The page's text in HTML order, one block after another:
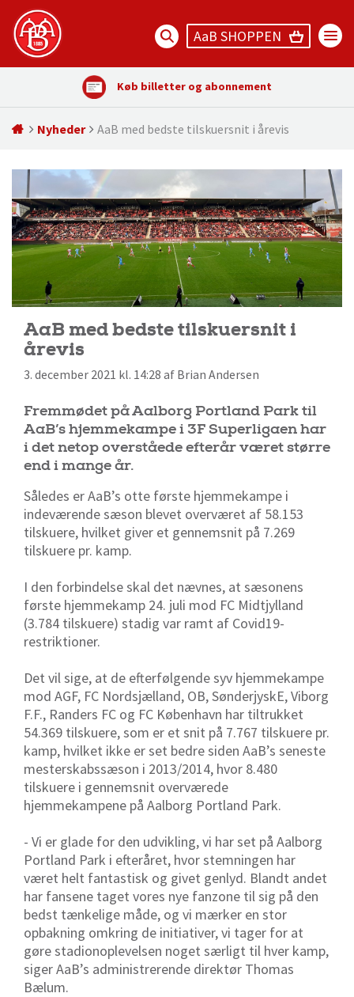
AaB SHOPPEN
Køb billetter og abonnement
Nyheder AaB med bedste tilskuersnit i årevis
AaB med bedste tilskuersnit i
årevis
3. december 2021 kl. 14:28 af Brian Andersen
Fremmødet på Aalborg Portland Park til
AaB’s hjemmekampe i 3F Superligaen har
i det netop overståede efterår været større
end i mange år.
Således er AaB’s otte første hjemmekampe i
indeværende sæson blevet overværet af 58.153
tilskuere, hvilket giver et gennemsnit på 7.269
tilskuere pr. kamp.
I den forbindelse skal det nævnes, at sæsonens
første hjemmekamp 24. juli mod FC Midtjylland
(3.784 tilskuere) stadig var ramt af Covid19-
restriktioner.
Det vil sige, at de efterfølgende syv hjemmekampe
mod AGF, FC Nordsjælland, OB, SønderjyskE, Viborg
F.F., Randers FC og FC København har tiltrukket
54.369 tilskuere, som er et snit på 7.767 tilskuere pr.
kamp, hvilket ikke er set bedre siden AaB’s seneste
mesterskabssæson i 2013/2014, hvor 8.480
tilskuere i gennemsnit overværede
hjemmekampene på Aalborg Portland Park.
- Vi er glade for den udvikling, vi har set på Aalborg
Portland Park i efteråret, hvor stemningen har
været helt fantastisk og givet genlyd. Blandt andet
har fansene taget vores nye fanzone til sig på den
bedst tænkelige måde, og vi mærker en stor
opbakning omkring de initiativer, vi tager for at
gøre stadionoplevelsen noget særligt til hver kamp,
siger AaB’s administrerende direktør Thomas
Bælum.